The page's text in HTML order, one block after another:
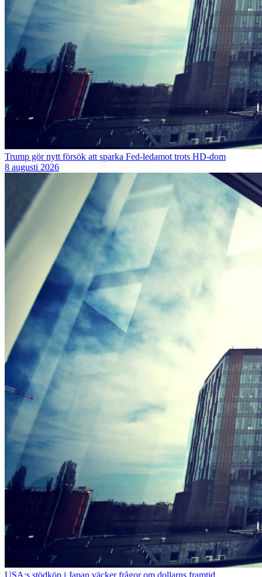
Trump gör nytt försök att sparka Fed-ledamot trots HD-dom
8 augusti 2026